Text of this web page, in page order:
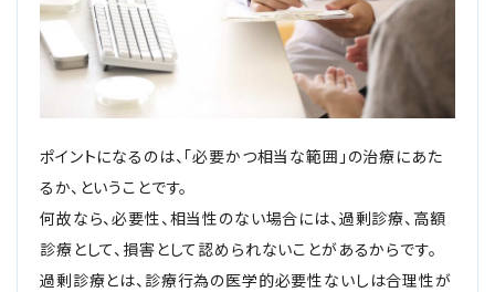
主婦の休業損害
交通事故が労災になったときの対応方法
自転車の交通事故
ポイントになるのは、「必要かつ相当な範囲」の治療にあた
るか、ということです。
何故なら、必要性、相当性のない場合には、過剰診療、高額
診療として、損害として認められないことがあるからです。
過剰診療とは、診療行為の医学的必要性ないしは合理性が